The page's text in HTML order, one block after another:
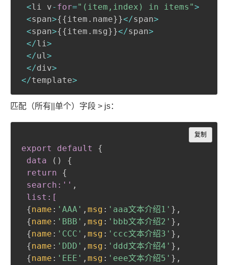
<li v- for="(item,index) in items">
<span>{{item . name}}</span>
<span>{{item . msg}}</span>
</li>
</ul>
</div>
</template>
匹配（所有||单个）字段 > js：
export default
{
data
( )
{
return
{
search:'' ,
list:[
{name : 'AAA' , msg : 'aaa文本介绍1' } ,
{name : 'BBB' , msg : 'bbb文本介绍2' } ,
{name : 'CCC' , msg : 'ccc文本介绍3' } ,
{name : 'DDD' , msg : 'ddd文本介绍4' } ,
{name : 'EEE' , msg : 'eee文本介绍5' } ,
复制
Copy